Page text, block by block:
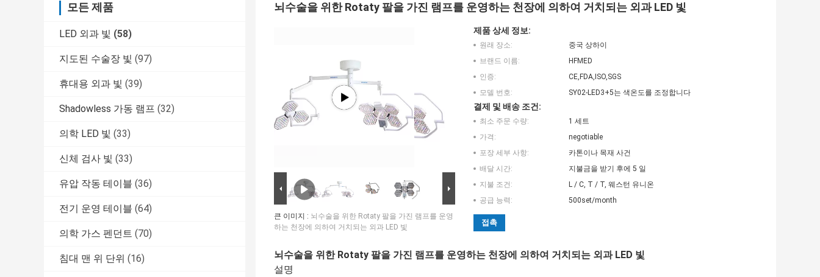
모든 제품
LED 외과 빛 (58)
지도된 수술장 빛 (97)
휴대용 외과 빛 (39)
Shadowless 가동 램프 (32)
의학 LED 빛 (33)
신체 검사 빛 (33)
유압 작동 테이블 (36)
전기 운영 테이블 (64)
의학 가스 펜던트 (70)
침대 맨 위 단위 (16)
뇌수술을 위한 Rotaty 팔을 가진 램프를 운영하는 천장에 의하여 거치되는 외과 LED 빛
큰 이미지 : 뇌수술을 위한 Rotaty 팔을 가진 램프를 운영
하는 천장에 의하여 거치되는 외과 LED 빛
제품 상세 정보:
원래 장소:
중국 상하이
브랜드 이름:
HFMED
인증:
CE,FDA,ISO,SGS
모델 번호:
SY02-LED3+5는 색온도를 조정합니다
결제 및 배송 조건:
최소 주문 수량:
1 세트
가격:
negotiable
포장 세부 사항:
카톤이나 목재 사건
배달 시간:
지불금을 받기 후에 5 일
지불 조건:
L / C, T / T, 웨스턴 유니온
공급 능력:
500set/month
접촉
뇌수술을 위한 Rotaty 팔을 가진 램프를 운영하는 천장에 의하여 거치되는 외과 LED 빛
설명